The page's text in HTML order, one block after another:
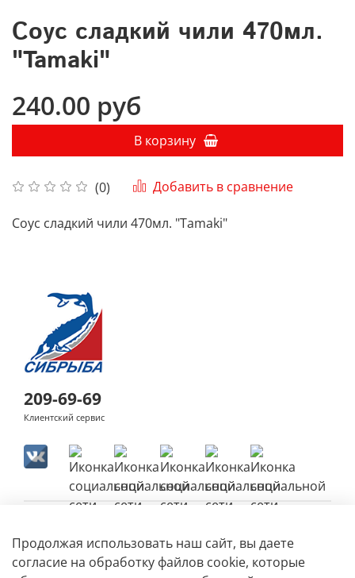
Соус сладкий чили 470мл.
"Tamaki"
(0) Добавить в сравнение
240.00 руб
В корзину
Соус сладкий чили 470мл. "Tamaki"
209-69-69
Клиентский сервис
Продолжая использовать наш сайт, вы даете
согласие на обработку файлов cookie, которые